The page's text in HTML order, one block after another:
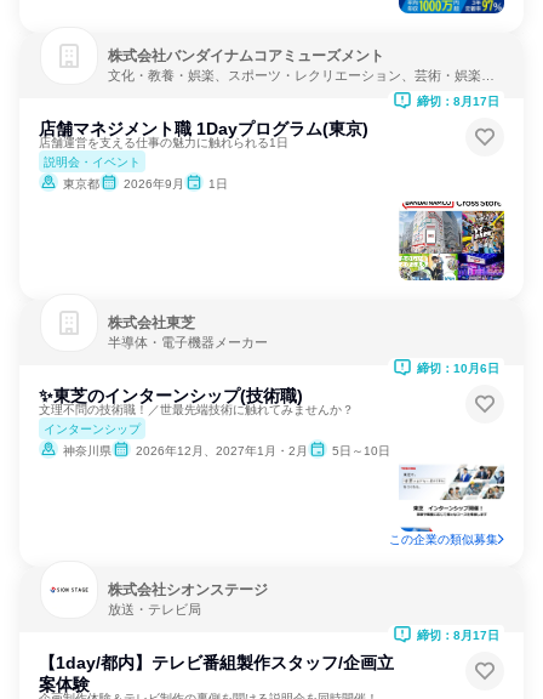
株式会社バンダイナムコアミューズメント
文化・教養・娯楽、スポーツ・レクリエーション、芸術・娯楽・
店舗マネジメント職 1Dayプログラム(東京)
店舗運営を支える仕事の魅力に触れられる1日
説明会・イベント
東京都
2026年9月 1日
締切：8月17日
株式会社東芝
半導体・電子機器メーカー
✨東芝のインターンシップ(技術職)
文理不問の技術職！／世最先端技術に触れてみませんか？
インターンシップ
神奈川県
2026年12月、2027年1月・2月 5日～10日
締切：10月6日
この企業の類似募集
株式会社シオンステージ
放送・テレビ局
【1day/都内】テレビ番組製作スタッフ/企画立
案体験
締切：8月17日